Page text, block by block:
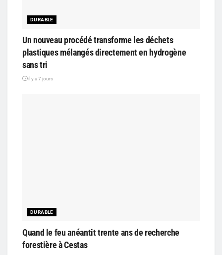
DURABLE
Un nouveau procédé transforme les déchets
plastiques mélangés directement en hydrogène
sans tri
il y a 7 jours
DURABLE
Quand le feu anéantit trente ans de recherche
forestière à Cestas